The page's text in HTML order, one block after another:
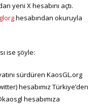
yeni X hesabını açtı.
hesabından okuruyla
ise şöyle:
sürdüren KaosGL.org
hesabımız Türkiye’den
hesabımıza